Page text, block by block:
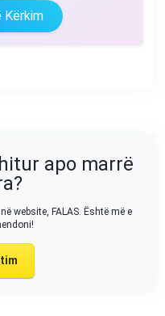
Kërkim
apo marrë
website, FALAS. Është më e